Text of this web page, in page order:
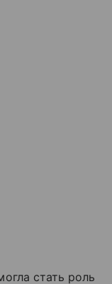
стать роль